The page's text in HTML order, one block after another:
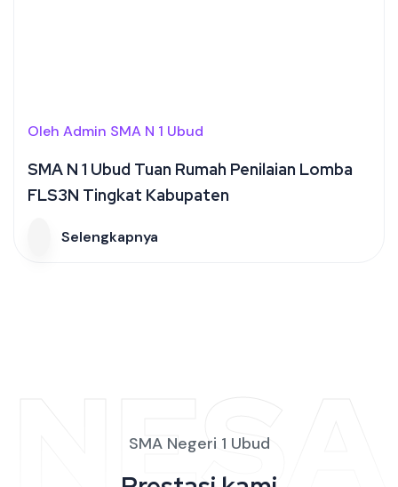
Oleh Admin SMA N 1 Ubud
SMA N 1 Ubud Tuan Rumah Penilaian Lomba
FLS3N Tingkat Kabupaten
Selengkapnya
SMA Negeri 1 Ubud
NESA